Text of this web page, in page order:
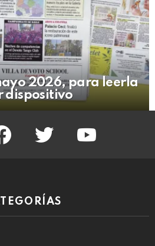
2026, para leerla
dispositivo
facebook twitter